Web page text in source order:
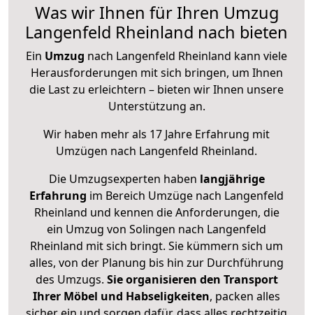
Was wir Ihnen für Ihren Umzug
Langenfeld Rheinland nach bieten
Ein Umzug nach Langenfeld Rheinland kann viele
Herausforderungen mit sich bringen, um Ihnen
die Last zu erleichtern – bieten wir Ihnen unsere
Unterstützung an.
Wir haben mehr als 17 Jahre Erfahrung mit
Umzügen nach Langenfeld Rheinland.
Die Umzugsexperten haben langjährige
Erfahrung im Bereich Umzüge nach Langenfeld
Rheinland und kennen die Anforderungen, die
ein Umzug von Solingen nach Langenfeld
Rheinland mit sich bringt. Sie kümmern sich um
alles, von der Planung bis hin zur Durchführung
des Umzugs. Sie organisieren den Transport
Ihrer Möbel und Habseligkeiten, packen alles